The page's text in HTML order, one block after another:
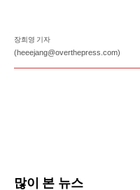
장희영 기자
(heeejang@overthepress.com)
많이 본 뉴스